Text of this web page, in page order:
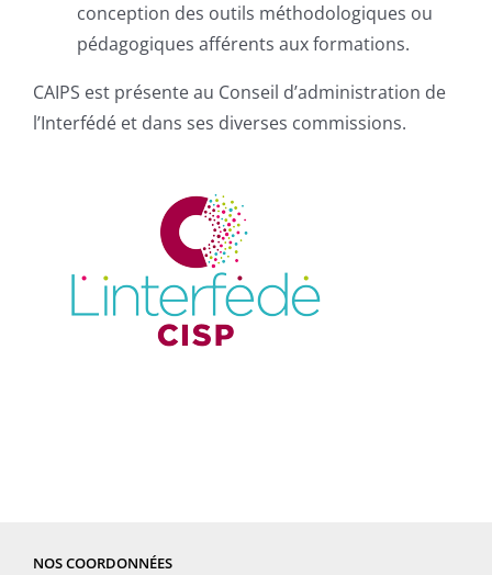
conception des outils méthodologiques ou
pédagogiques afférents aux formations.
CAIPS est présente au Conseil d’administration de
l’Interfédé et dans ses diverses commissions.
NOS COORDONNÉES